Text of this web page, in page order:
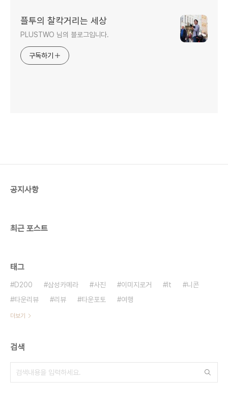
플투의 찰칵거리는 세상
PLUSTWO 님의 블로그입니다.
구독하기
공지사항
최근 포스트
태그
D200 삼성카메라 사진 이미지로거 It
니콘
타운리뷰
리뷰 타운포토 여행
더보기
검색